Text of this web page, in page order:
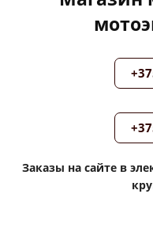
Заказы на сайте в